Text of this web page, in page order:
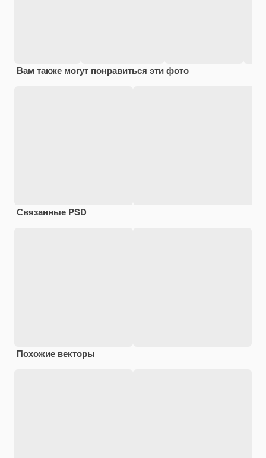
Вам также могут понравиться эти фото
Связанные PSD
Похожие векторы